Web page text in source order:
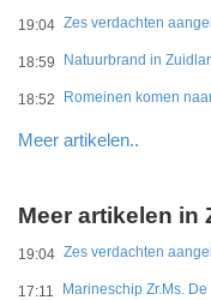
19:04 Zes verdachten
18:59 Natuurbrand in
18:52 Romeinen komen
Meer artikelen..
Meer artikelen in
19:04 Zes verdachten
17:11